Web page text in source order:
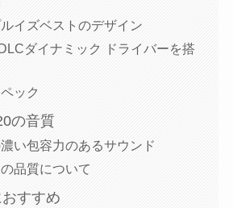
イズベストのデザイン
ダイナミック ドライバーを搭
ック
の音質
い包容力のあるサウンド
品質について
すすめ